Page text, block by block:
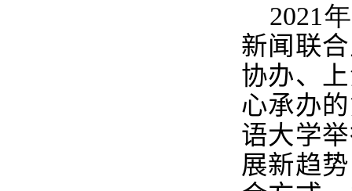
2021年
新闻联
协办、
心承办
语大学
展新趋